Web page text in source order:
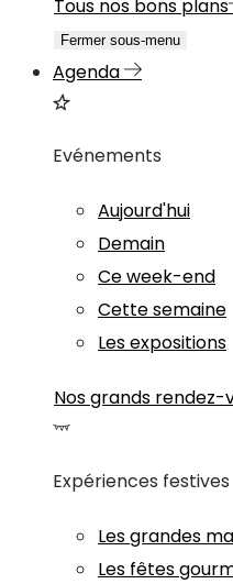
Tous nos bons plans
Fermer sous-menu
Agenda
Evénements
Aujourd'hui
Demain
Ce week-end
Cette semaine
Les expositions
Nos grands rendez-
Expériences festives
Les grandes
Les fêtes